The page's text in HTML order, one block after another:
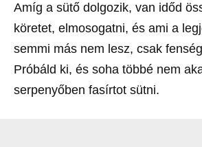
Amíg a sütő dolgozik, van időd
köretet, elmosogatni, és ami a
semmi más nem lesz, csak
Próbáld ki, és soha többé nem
serpenyőben fasírtot sütni.